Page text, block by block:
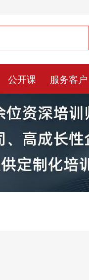
公开课 服务客户